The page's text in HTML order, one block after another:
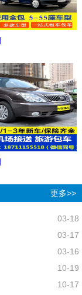
更多>>
03-18
03-17
03-16
10-19
10-17